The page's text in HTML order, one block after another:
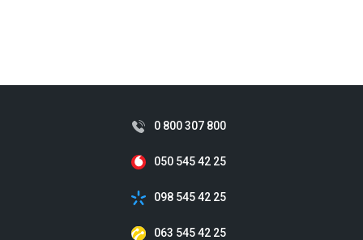
0 800 307 800
050 545 42 25
098 545 42 25
063 545 42 25